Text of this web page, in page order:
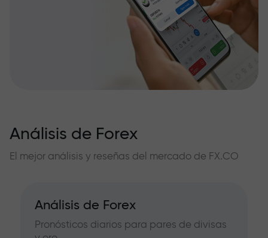
Análisis de Forex
El mejor análisis y reseñas del mercado de FX.CO
Análisis de Forex
Pronósticos diarios para pares de divisas